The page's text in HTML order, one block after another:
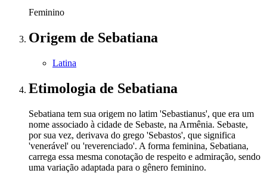
Feminino
Origem de Sebatiana
Latina
Etimologia de Sebatiana
Sebatiana tem sua origem no latim 'Sebastianus', que era um
nome associado à cidade de Sebaste, na Armênia. Sebaste,
por sua vez, derivava do grego 'Sebastos', que significa
'venerável' ou 'reverenciado'. A forma feminina, Sebatiana,
carrega essa mesma conotação de respeito e admiração, sendo
uma variação adaptada para o gênero feminino.